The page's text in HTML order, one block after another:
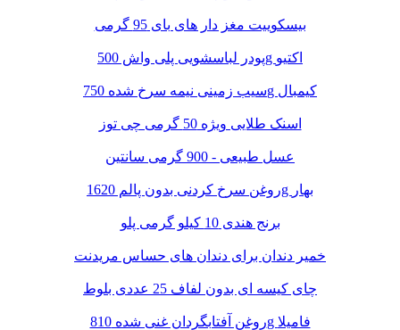
بیسکوییت مغز دار های بای 95 گرمی
پودر لباسشویی پلی واش 500g اکتیو
سیب زمینی نیمه سرخ شده 750g کیمبال
اسنک طلایی ویژه 50 گرمی چی توز
عسل طبیعی - 900 گرمی سانتین
روغن سرخ کردنی بدون پالم 1620g بهار
برنج هندی 10 کیلو گرمی پلو
خمیر دندان برای دندان های حساس مریدنت
چای کیسه ای بدون لفاف 25 عددی بلوط
روغن آفتابگردان غنی شده 810g فامیلا